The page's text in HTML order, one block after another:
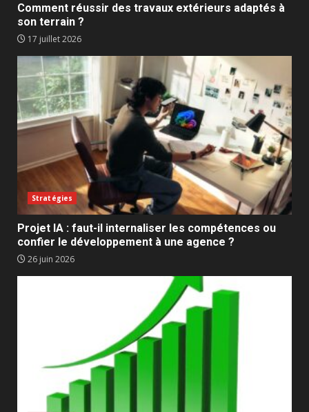
Comment réussir des travaux extérieurs adaptés à
son terrain ?
17 juillet 2026
Stratégies
Projet IA : faut-il internaliser les compétences ou
confier le développement à une agence ?
26 juin 2026